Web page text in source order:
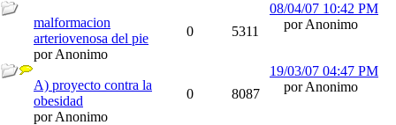
malformacion
arteriovenosa del pie
por Anonimo
0 5311
08/04/07 10:42 PM
por Anonimo
A) proyecto contra la
obesidad
por Anonimo
0 8087
19/03/07 04:47 PM
por Anonimo